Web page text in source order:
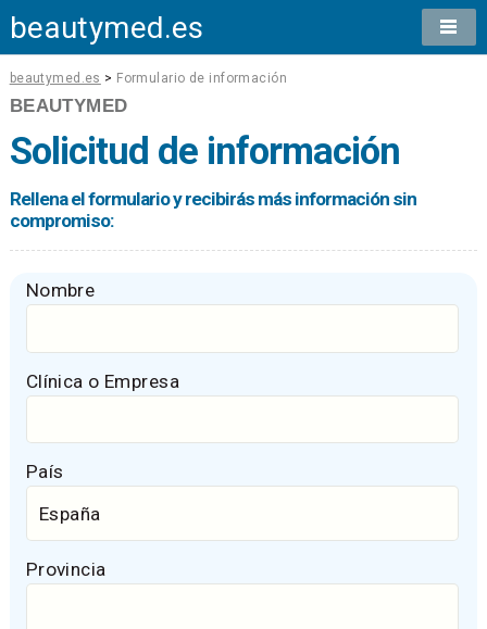
beautymed.es
beautymed.es > Formulario de información
BEAUTYMED
Solicitud de información
Rellena el formulario y recibirás más información sin
compromiso:
Nombre
Clínica o Empresa
País
Provincia